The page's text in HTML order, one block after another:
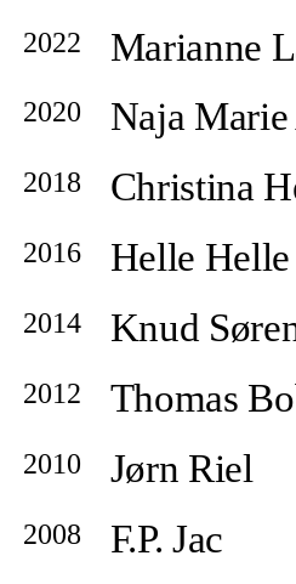
2022 Marianne
2020 Naja
2018 Christina
2016 Helle Helle
2014 Knud
2012 Thomas
2010 Jørn Riel
2008 F.P. Jac